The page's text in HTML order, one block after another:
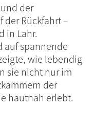
der
Rückfahrt –
in Lahr.
auf spannende
wie lebendig
sie nicht nur im
der
hautnah erlebt.